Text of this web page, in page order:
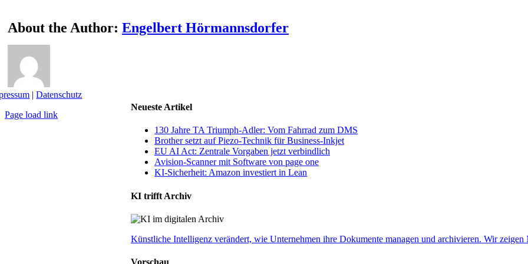
About the Author:Engelbert Hörmannsdorfer
Neueste Artikel
130 Jahre TA Triumph-Adler: Vom Fahrrad zum DMS
Brother setzt auf Piezo-Technik für Business-Inkjet
EU AI Act: Zentrale Vorgaben jetzt verbindlich
Avision-Scanner mit Software von page one
KI-Sicherheit: Amazon investiert in Lean
KI trifft Archiv
Künstliche Intelligenz verändert, wie Unternehmen ihre Dokumente managen und archivieren. Wir
|Datenschutz
Page load link